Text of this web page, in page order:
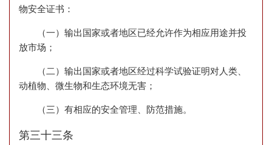
物安全证书：
（一）输出国家或者地区已经允许作为相应用途并投
放市场；
（二）输出国家或者地区经过科学试验证明对人类、
动植物、微生物和生态环境无害；
（三）有相应的安全管理、防范措施。
第三十三条